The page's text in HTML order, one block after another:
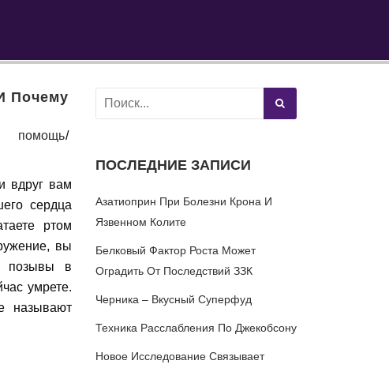
Почему
помощь
вдруг вам
сердца
ртом
вы
позывы в
умрете.
называют
ПОСЛЕДНИЕ ЗАПИСИ
Азатиоприн При Болезни Крона И
Язвенном Колите
Белковый Фактор Роста Может
Оградить От Последствий ЗЗК
Черника – Вкусный Суперфуд
Техника Расслабления По Джекобсону
Новое Исследование Связывает